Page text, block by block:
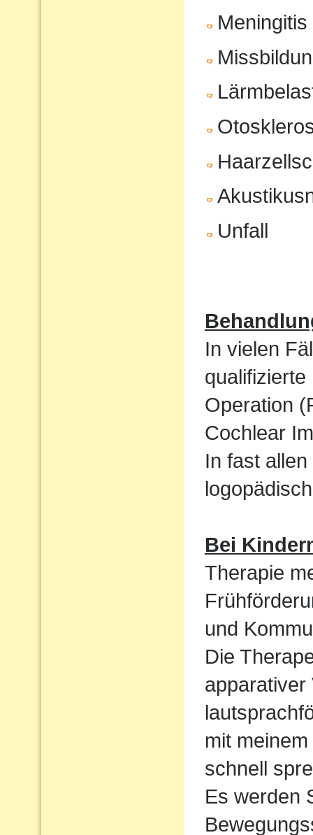
Meningitis
Unfall
In vielen
Operation
Cochlear
In fast
Bei
Therapie
und
Die
apparativer
mit
schnell
Es werden